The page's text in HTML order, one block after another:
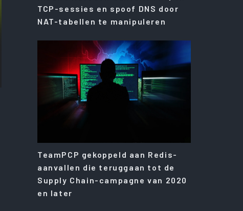
TCP-sessies en spoof DNS door
NAT-tabellen te manipuleren
TeamPCP gekoppeld aan Redis-
aanvallen die teruggaan tot de
Supply Chain-campagne van 2020
en later